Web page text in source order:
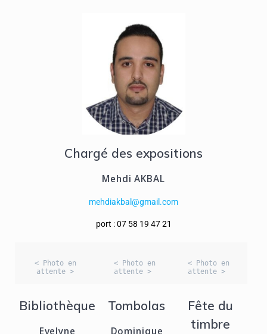
Chargé des expositions
Mehdi AKBAL
mehdiakbal@gmail.com
port : 07 58 19 47 21
< Photo en
attente >
Bibliothèque
Evelyne
< Photo en
attente >
Tombolas
Dominique
< Photo en
attente >
Fête du
timbre